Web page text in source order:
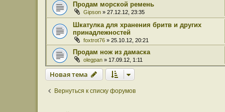
Продам морской ремень
Gipson » 27.12.12, 23:35
Шкатулка для хранения бритв и других
принадлежностей
foxtrot76 » 25.10.12, 20:21
Продам нож из дамаска
olegpan » 17.09.12, 1:11
Новая тема
Вернуться к списку форумов